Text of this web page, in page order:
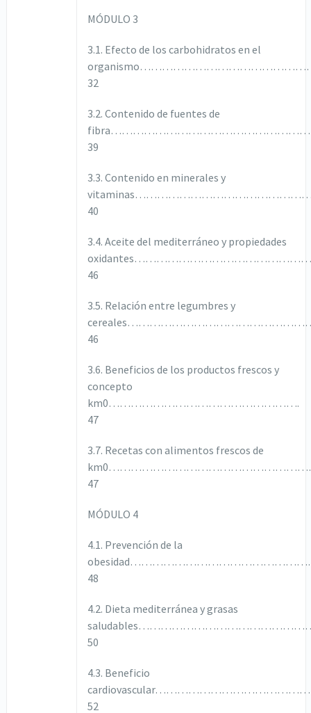
MÓDULO 3
3.1. Efecto de los carbohidratos en el
32
3.2. Contenido de fuentes de
39
3.3. Contenido en minerales y
40
3.4. Aceite del mediterráneo y propiedades
46
3.5. Relación entre legumbres y
46
3.6. Beneficios de los productos frescos y
concepto
km0…………………………………………….
47
3.7. Recetas con alimentos frescos de
47
MÓDULO 4
4.1. Prevención de la
48
4.2. Dieta mediterránea y grasas
50
4.3. Beneficio
52